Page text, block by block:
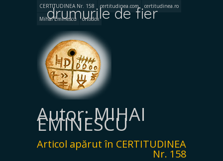
drumurile de fier
CERTITUDINEA Nr. 158
certitudinea.com
certitudinea.ro
Mihai Eminescu
ortodox
Autor: MIHAI
EMINESCU
Articol apărut în CERTITUDINEA
Nr. 158